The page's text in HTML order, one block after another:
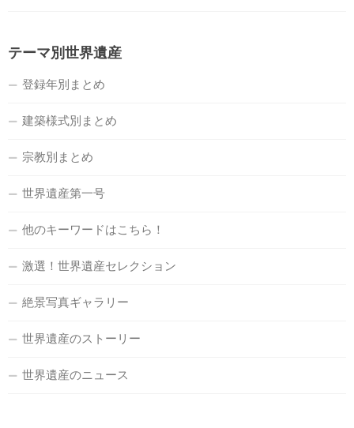
テーマ別世界遺産
登録年別まとめ
建築様式別まとめ
宗教別まとめ
世界遺産第一号
他のキーワードはこちら！
激選！世界遺産セレクション
絶景写真ギャラリー
世界遺産のストーリー
世界遺産のニュース